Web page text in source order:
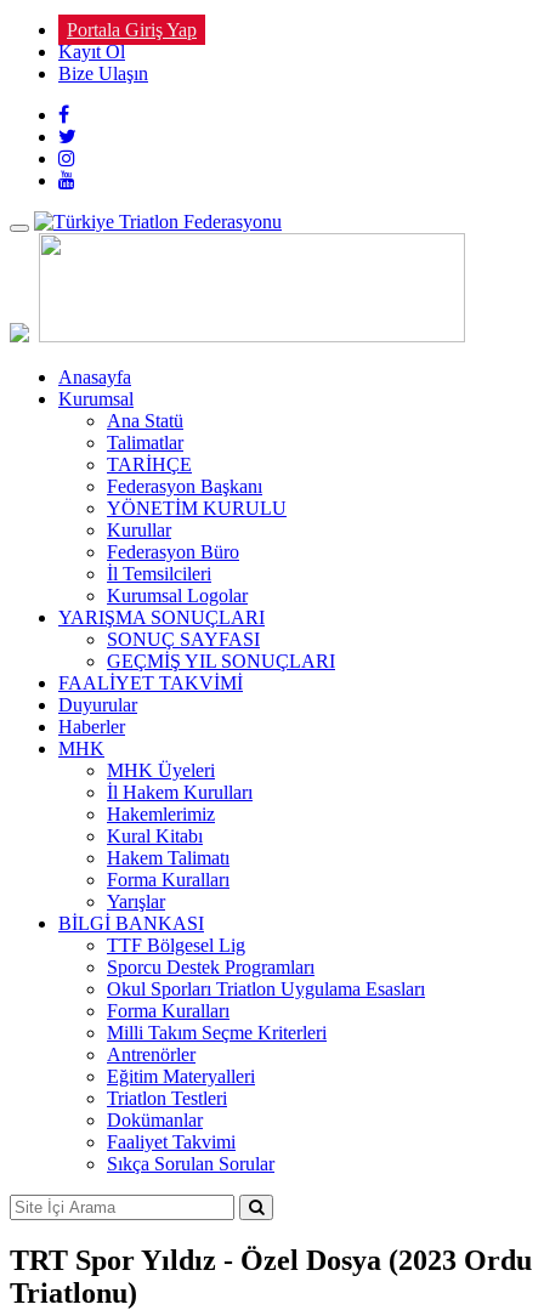
Portala Giriş Yap
Kayıt Ol
Bize Ulaşın
Toggle
navigation
Anasayfa
Kurumsal
Ana Statü
Talimatlar
TARİHÇE
Federasyon Başkanı
YÖNETİM KURULU
Kurullar
Federasyon Büro
İl Temsilcileri
Kurumsal Logolar
YARIŞMA SONUÇLARI
SONUÇ SAYFASI
GEÇMİŞ YIL SONUÇLARI
FAALİYET TAKVİMİ
Duyurular
Haberler
MHK
MHK Üyeleri
İl Hakem Kurulları
Hakemlerimiz
Kural Kitabı
Hakem Talimatı
Forma Kuralları
Yarışlar
BİLGİ BANKASI
TTF Bölgesel Lig
Sporcu Destek Programları
Okul Sporları Triatlon Uygulama Esasları
Forma Kuralları
Milli Takım Seçme Kriterleri
Antrenörler
Eğitim Materyalleri
Triatlon Testleri
Dokümanlar
Faaliyet Takvimi
Sıkça Sorulan Sorular
TRT Spor Yıldız - Özel Dosya (2023 Ordu
Triatlonu)